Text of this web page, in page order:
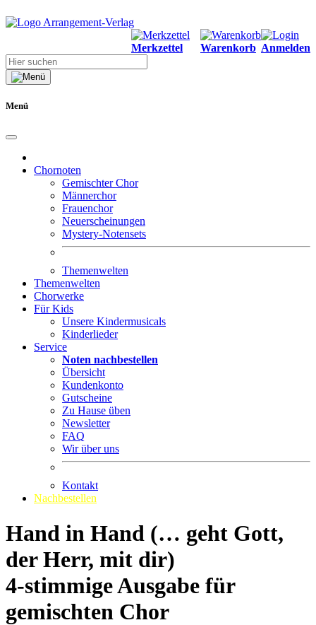
Anmelden
Warenkorb
Merkzettel
Menü
Chornoten
Gemischter Chor
Männerchor
Frauenchor
Neuerscheinungen
Mystery-Notensets
Themenwelten
Themenwelten
Chorwerke
Für Kids
Unsere Kindermusicals
Kinderlieder
Service
Noten nachbestellen
Übersicht
Kundenkonto
Gutscheine
Zu Hause üben
Newsletter
FAQ
Wir über uns
Kontakt
Nachbestellen
Hand in Hand (… geht Gott,
der Herr, mit dir)
4-stimmige Ausgabe für
gemischten Chor